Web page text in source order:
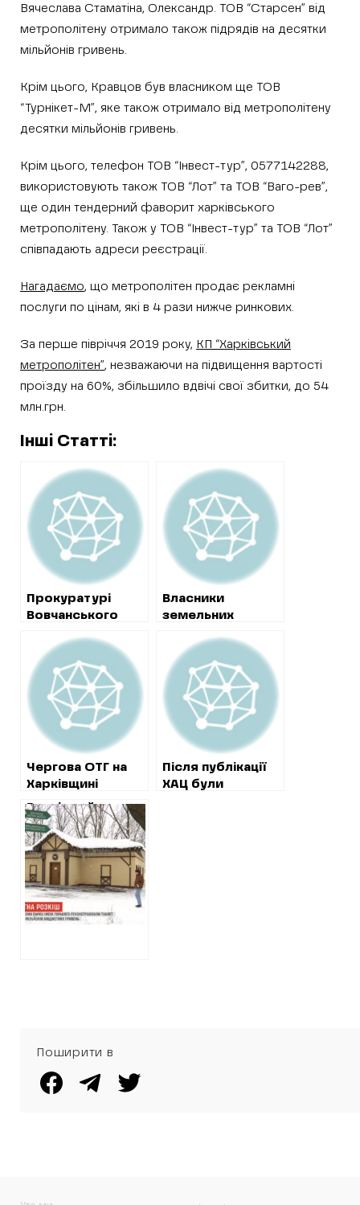
Вячеслава Стаматіна, Олександр. ТОВ “Старсен” від
метрополітену отримало також підрядів на десятки
мільйонів гривень.
Крім цього, Кравцов був власником ще ТОВ
“Турнікет-М”, яке також отримало від метрополітену
десятки мільйонів гривень.
Крім цього, телефон ТОВ “Інвест-тур”, 0577142288,
використовують також ТОВ “Лот” та ТОВ “Ваго-рев”,
ще один тендерний фаворит харківського
метрополітену. Також у ТОВ “Інвест-тур” та ТОВ “Лот”
співпадають адреси реєстрації.
Нагадаємо, що метрополітен продає рекламні
послуги по цінам, які в 4 рази нижче ринкових.
За перше півріччя 2019 року, КП “Харківський
метрополітен”, незважаючи на підвищення вартості
проїзду на 60%, збільшило вдвічі свої збитки, до 54
млн.грн.
Інші Статті:
Прокуратурі
Вовчанського
повернути
державі земельну
ділянку біля води
Власники
земельних
В’ялівського
водосховища до
кінця серпня
обіцяють
розібрати
незаконні паркани
Чергова ОТГ на
Харківщині
проводить
секретну
закупівлю
Після публікації
ХАЦ були
Розкішний туалет
в парку Горького:
відкрито
кримінальне
провадження
Поширити в